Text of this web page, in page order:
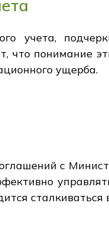
учета,
что понимание
ущерба.
с
сталкиваться